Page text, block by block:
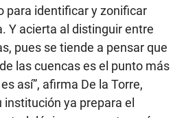
para identificar y zonificar
Y acierta al distinguir entre
pues se tiende a pensar que
las cuencas es el punto más
así”, afirma De la Torre,
institución ya prepara el